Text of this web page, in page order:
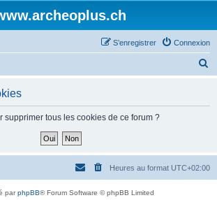
Connexion
S’enregistrer
h
supprimer tous les cookies de ce forum ?
Heures au format UTC+02:00
parphpBB® Forum Software © phpBB Limited